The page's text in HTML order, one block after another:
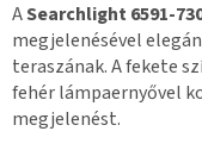
ASearchlight 6591-
megjelenésével
teraszának. A fekete
fehér lámpaernyővel
megjelenést.